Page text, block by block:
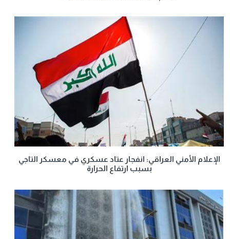
الإعلام الأمني العراقي: انفجار عتاد عسكري في معسكر التاجي
بسبب ارتفاع الحرارة